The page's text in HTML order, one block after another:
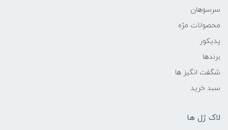
سرسوهان
محصولات مژه
پدیکور
برندها
شگفت انگیز ها
سبد خرید
لاک ژل ها